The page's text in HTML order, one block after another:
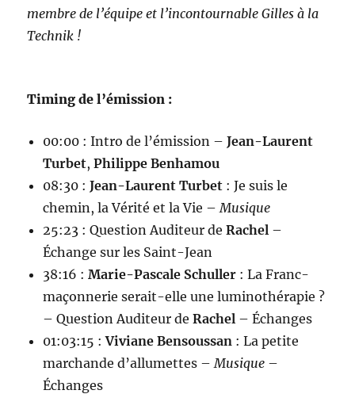
membre de l’équipe et l’incontournable Gilles à la
Technik !
Timing de l’émission :
00:00 : Intro de l’émission –Jean-Laurent
Turbet,Philippe Benhamou
08:30 :Jean-Laurent Turbet : Je suis le
chemin, la Vérité et la Vie – Musique
25:23 : Question Auditeur deRachel –
Échange sur les Saint-Jean
38:16 :Marie-Pascale Schuller : La Franc-
maçonnerie serait-elle une luminothérapie ?
– Question Auditeur deRachel – Échanges
01:03:15 :Viviane Bensoussan : La petite
marchande d’allumettes – Musique –
Échanges